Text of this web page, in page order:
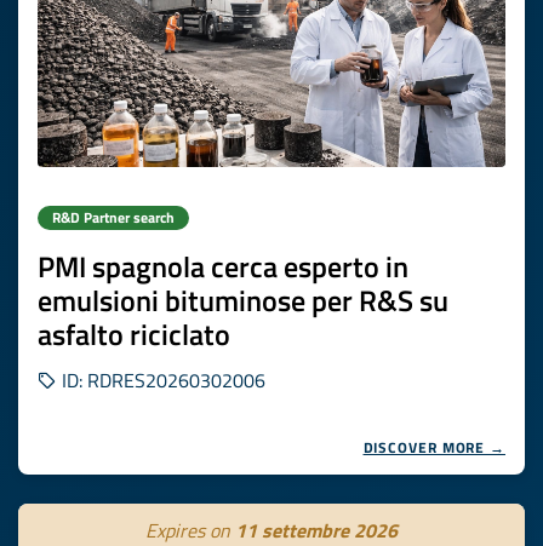
R&D Partner search
PMI spagnola cerca esperto in
emulsioni bituminose per R&S su
asfalto riciclato
ID: RDRES20260302006
DISCOVER MORE →
Expires on 11 settembre 2026